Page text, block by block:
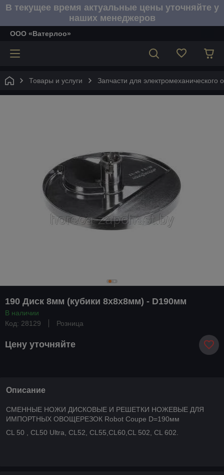
В текущее время актуальные цены уточняйте у
наших менеджеров
ООО «Ватерлоо»
Товары и услуги Запчасти для электромеханического
190 Диск 8мм (кубики 8х8х8мм) - D190мм
В наличии
Код: 28129
Розница
Цену уточняйте
Описание
СМЕННЫЕ НОЖИ ДИСКОВЫЕ И РЕШЕТКИ НОЖЕВЫЕ ДЛЯ
ИМПОРТНЫХ ОВОЩЕРЕЗОК Robot Coupe D=190мм
CL 50 , CL50 Ultra, CL52, CL55,CL60,CL 502, CL 602.